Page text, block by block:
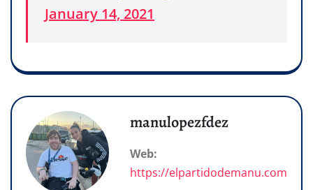
January 14, 2021
manulopezfdez
Web:
https://elpartidodemanu.com